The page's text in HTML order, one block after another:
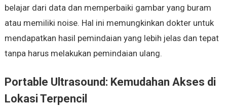
belajar dari data dan memperbaiki gambar yang buram
atau memiliki noise. Hal ini memungkinkan dokter untuk
mendapatkan hasil pemindaian yang lebih jelas dan tepat
tanpa harus melakukan pemindaian ulang.
Portable Ultrasound: Kemudahan Akses di
Lokasi Terpencil